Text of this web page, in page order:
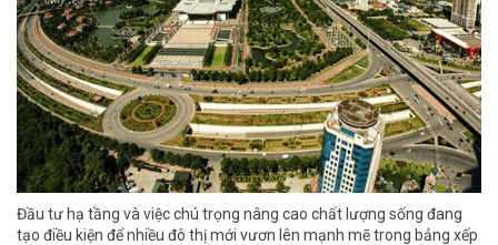
Đầu tư hạ tầng và việc chú trọng nâng cao chất lượng sống đang
tạo điều kiện để nhiều đô thị mới vươn lên mạnh mẽ trong bảng xếp